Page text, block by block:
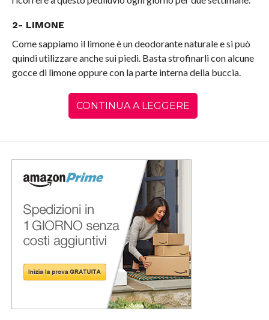
2- LIMONE
Come sappiamo il limone è un deodorante naturale e si può
quindi utilizzare anche sui piedi. Basta strofinarli con alcune
gocce di limone oppure con la parte interna della buccia.
CONTINUA A LEGGERE